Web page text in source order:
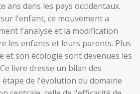
ans dans les pays occidentaux.
l'enfant, ce mouvement a
l'analyse et la modification
les enfants et leurs parents. Plus
et son écologie sont devenues les
livre dresse un bilan des
étape de l'évolution du domaine